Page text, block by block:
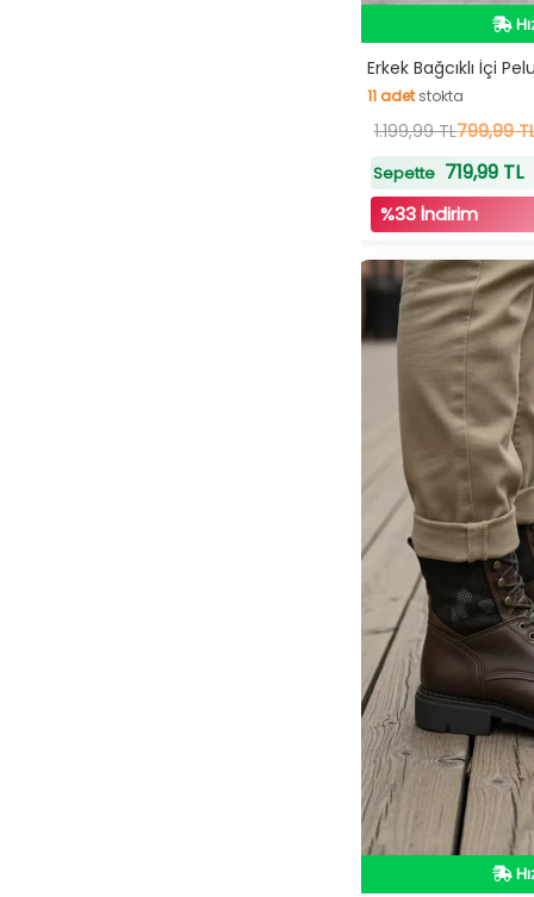
Erkek Bağcıklı İçi
11adetstokta
11adetstokta
1.199,99 TL799,99
Sepette719,99 TL
%33 İndirim